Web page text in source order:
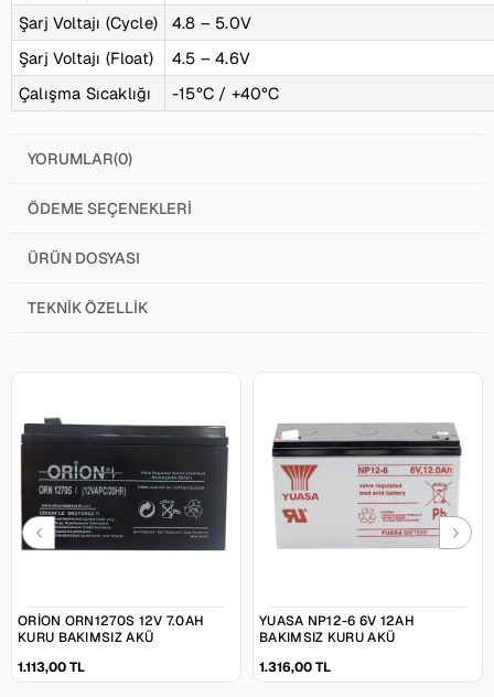
Şarj Voltajı (Cycle)
4.8 – 5.0V
Şarj Voltajı (Float)
4.5 – 4.6V
Çalışma Sıcaklığı
-15°C / +40°C
YORUMLAR(0)
ÖDEME SEÇENEKLERI
ÜRÜN DOSYASI
TEKNIK ÖZELLIK
ORION ORN1270S 12V 7.0AH
KURU BAKIMSIZ AKÜ
1.113,00 TL
YUASA NP12-6 6V 12AH
BAKIMSIZ KURU AKÜ
1.316,00 TL